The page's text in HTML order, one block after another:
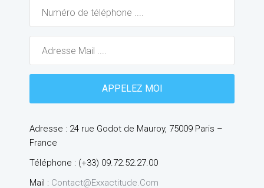
Adresse : 24 rue Godot de Mauroy, 75009 Paris –
France
Téléphone : (+33) 09.72.52.27.00
Mail : Contact@exxactitude.com